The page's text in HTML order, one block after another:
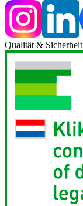
Qualität & Sicherheit